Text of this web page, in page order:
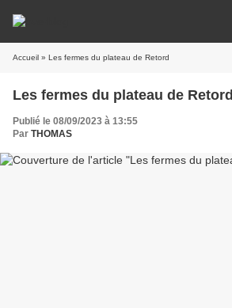
Accueil » Les fermes du plateau de Retord
Les fermes du plateau de Retord
Publié le 08/09/2023 à 13:55
Par THOMAS